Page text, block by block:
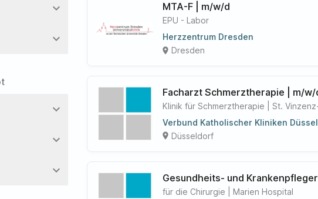
expand_more
expand_more
expand_more
expand_more
expand_more
MTA-F | m/w/d
EPU - Labor
Herzzentrum Dresden
place Dresden
Facharzt Schmerztherapie | m/w/
Klinik für Schmerztherapie | St.
Verbund Katholischer Kliniken
place Düsseldorf
Gesundheits- und
für die Chirurgie | Marien Hospital